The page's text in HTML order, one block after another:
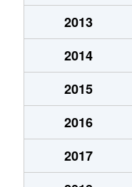
真栄１条
真栄１条
真栄５条
平岡１条
平岡１条
2013
2014
2015
2016
2017